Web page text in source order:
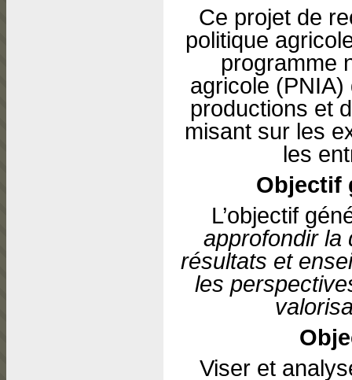
Ce projet de
politique
programme
agricole (PNIA)
productions et
misant sur les
les
Objectif
L’objectif
approfondir la
résultats et
les
Viser et